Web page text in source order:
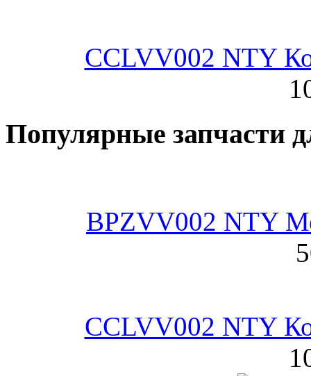
CCLVV002 NTY
Популярные запчасти
BPZVV002 NTY
CCLVV002 NTY